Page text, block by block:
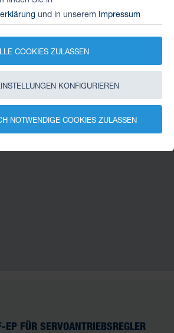
FÜR SERVOANTRIEBSREGLER
Erweiterung der digitalen I/O´s.
EC FÜR
IM SHOP
FÜR SERVOANTRIEBSREGLER
und in unserem Impressum
COOKIES ZULASSEN
KONFIGURIEREN
NOTWENDIGE COOKIES ZULASSEN